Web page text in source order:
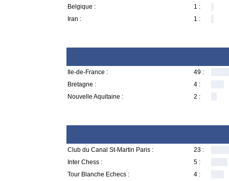
Belgique :
1 :
Iran :
1 :
Ile-de-France :
49 :
Bretagne :
4 :
Nouvelle Aquitaine :
2 :
Club du Canal St-Martin Paris :
23 :
Inter Chess :
5 :
Tour Blanche Echecs :
4 :